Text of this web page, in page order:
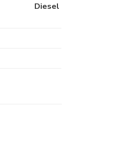
Diesel